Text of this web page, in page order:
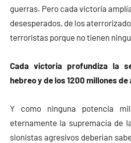
guerras. Pero cada victoria
desesperados, de los
terroristas porque no tienen
Cada victoria profundiza la
hebreo y de los 1200 millones de
Y como ninguna potencia
eternamente la supremacía de
sionistas agresivos deberían